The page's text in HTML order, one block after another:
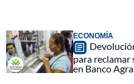
ECONOMÍA
para reclamar
en Banco